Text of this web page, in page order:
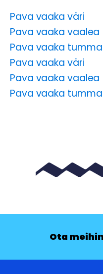
Pava vaaka väri
Pava vaaka vaalea
Pava vaaka tumma
Pava vaaka väri
Pava vaaka vaalea
Pava vaaka tumma
Ota